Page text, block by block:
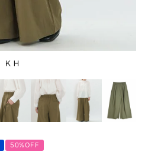
ＫＨ
50%OFF